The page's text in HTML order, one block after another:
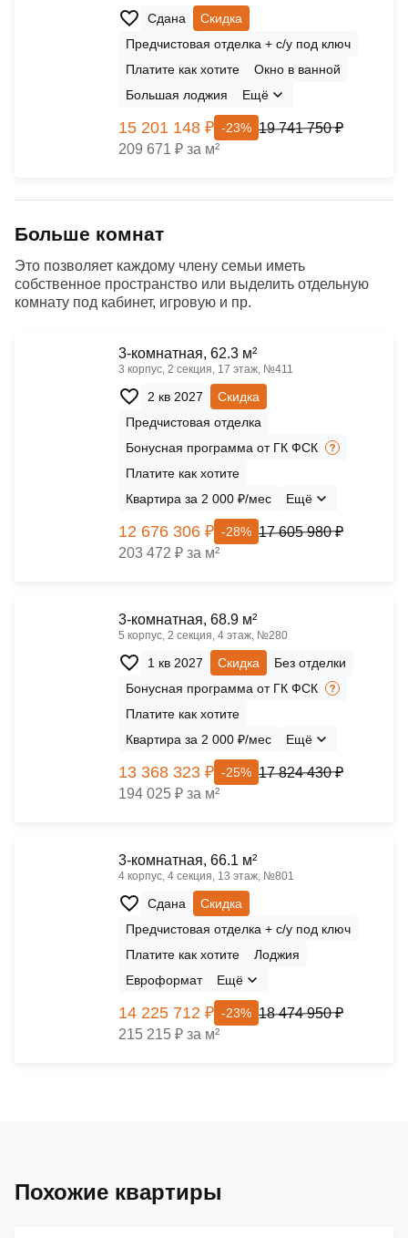
Сдана
Скидка
Предчистовая отделка + с/у под ключ
Платите как хотите
Окно в ванной
Большая лоджия
Ещё
15 201 148 ₽ -23% 19 741 750 ₽
209 671 ₽ за м²
Больше комнат
Это позволяет каждому члену семьи иметь
собственное пространство или выделить отдельную
комнату под кабинет, игровую и пр.
3-комнатная, 62.3 м²
3 корпус, 2 секция, 17 этаж, №411
2 кв 2027
Скидка
Предчистовая отделка
Бонусная программа от ГК ФСК
Платите как хотите
Квартира за 2 000 ₽/мес
Ещё
12 676 306 ₽ -28% 17 605 980 ₽
203 472 ₽ за м²
3-комнатная, 68.9 м²
5 корпус, 2 секция, 4 этаж, №280
1 кв 2027 Скидка
Без отделки
Бонусная программа от ГК ФСК
Платите как хотите
Квартира за 2 000 ₽/мес
Ещё
13 368 323 ₽ -25% 17 824 430 ₽
194 025 ₽ за м²
3-комнатная, 66.1 м²
4 корпус, 4 секция, 13 этаж, №801
Сдана
Скидка
Предчистовая отделка + с/у под ключ
Платите как хотите
Лоджия
Евроформат
Ещё
14 225 712 ₽ -23% 18 474 950 ₽
215 215 ₽ за м²
Похожие квартиры